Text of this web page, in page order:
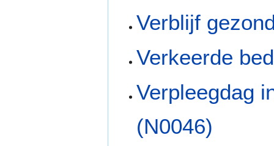
Verblijf
Verkeerde
Verpleegdag
(N0046)